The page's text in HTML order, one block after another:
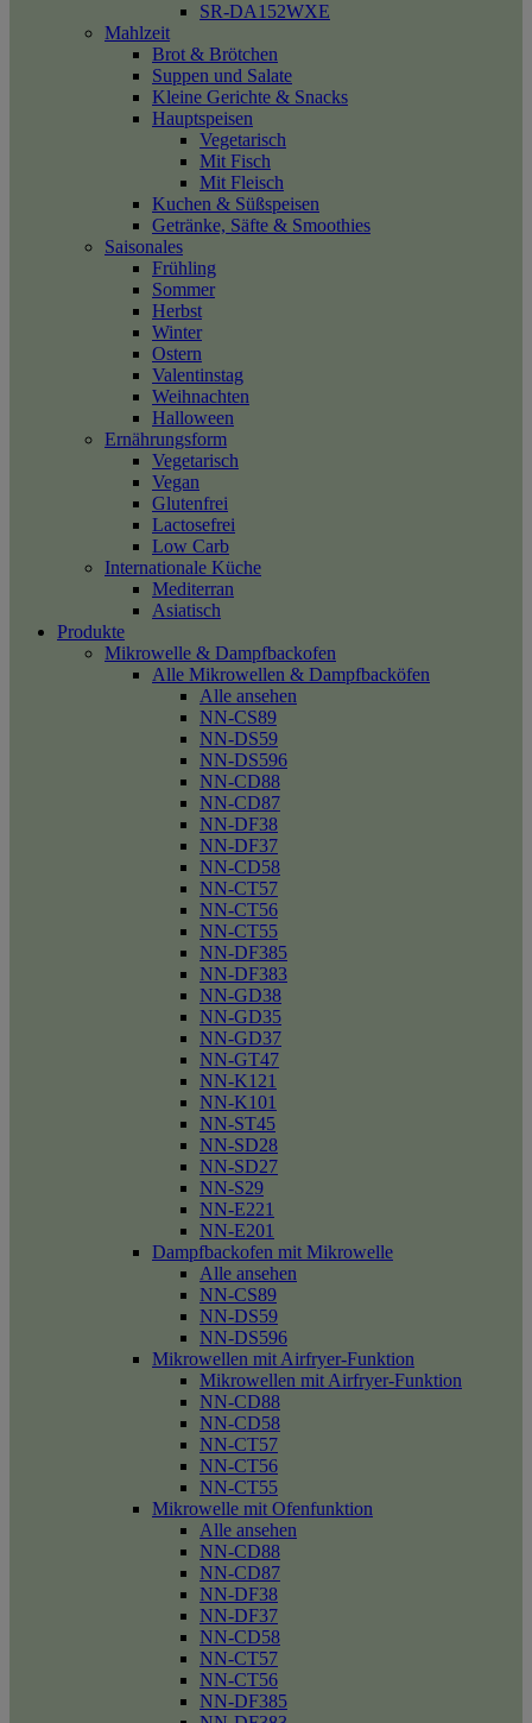
SR-DA152WXE
Mahlzeit
Brot & Brötchen
Suppen und Salate
Kleine Gerichte & Snacks
Hauptspeisen
Vegetarisch
Mit Fisch
Mit Fleisch
Kuchen & Süßspeisen
Getränke, Säfte & Smoothies
Saisonales
Frühling
Sommer
Herbst
Winter
Ostern
Valentinstag
Weihnachten
Halloween
Ernährungsform
Vegetarisch
Vegan
Glutenfrei
Lactosefrei
Low Carb
Internationale Küche
Mediterran
Asiatisch
Produkte
Mikrowelle & Dampfbackofen
Alle Mikrowellen & Dampfbacköfen
Alle ansehen
NN-CS89
NN-DS59
NN-DS596
NN-CD88
NN-CD87
NN-DF38
NN-DF37
NN-CD58
NN-CT57
NN-CT56
NN-CT55
NN-DF385
NN-DF383
NN-GD38
NN-GD35
NN-GD37
NN-GT47
NN-K121
NN-K101
NN-ST45
NN-SD28
NN-SD27
NN-S29
NN-E221
NN-E201
Dampfbackofen mit Mikrowelle
Alle ansehen
NN-CS89
NN-DS59
NN-DS596
Mikrowellen mit Airfryer-Funktion
Mikrowellen mit Airfryer-Funktion
NN-CD88
NN-CD58
NN-CT57
NN-CT56
NN-CT55
Mikrowelle mit Ofenfunktion
Alle ansehen
NN-CD88
NN-CD87
NN-DF38
NN-DF37
NN-CD58
NN-CT57
NN-CT56
NN-DF385